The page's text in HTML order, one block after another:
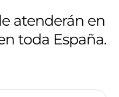
atenderán en
toda España.